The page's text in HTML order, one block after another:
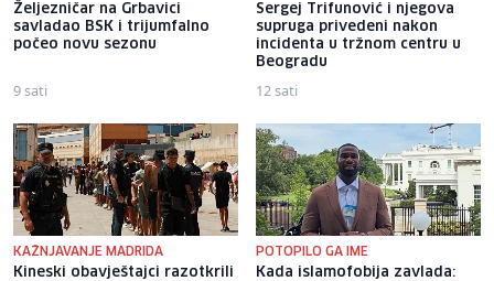
Željezničar na Grbavici
savladao BSK i trijumfalno
počeo novu sezonu
9 sati
Sergej Trifunović i njegova
supruga privedeni nakon
incidenta u tržnom centru u
Beogradu
12 sati
KAŽNJAVANJE MADRIDA
Kineski obavještajci razotkrili
POTOPILO GA IME
Kada islamofobija zavlada: